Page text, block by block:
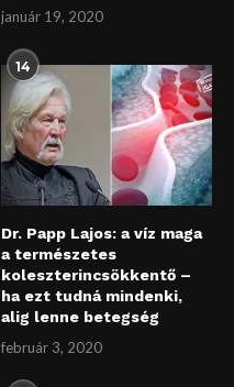
január 19, 2020
14
Dr. Papp Lajos: a víz maga
a természetes
koleszterincsökkentő –
ha ezt tudná mindenki,
alig lenne betegség
február 3, 2020